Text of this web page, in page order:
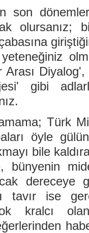
son
olursanız;
Arası
gibi
Türk
öyle
bile
dereceye
tavır ise
kralcı